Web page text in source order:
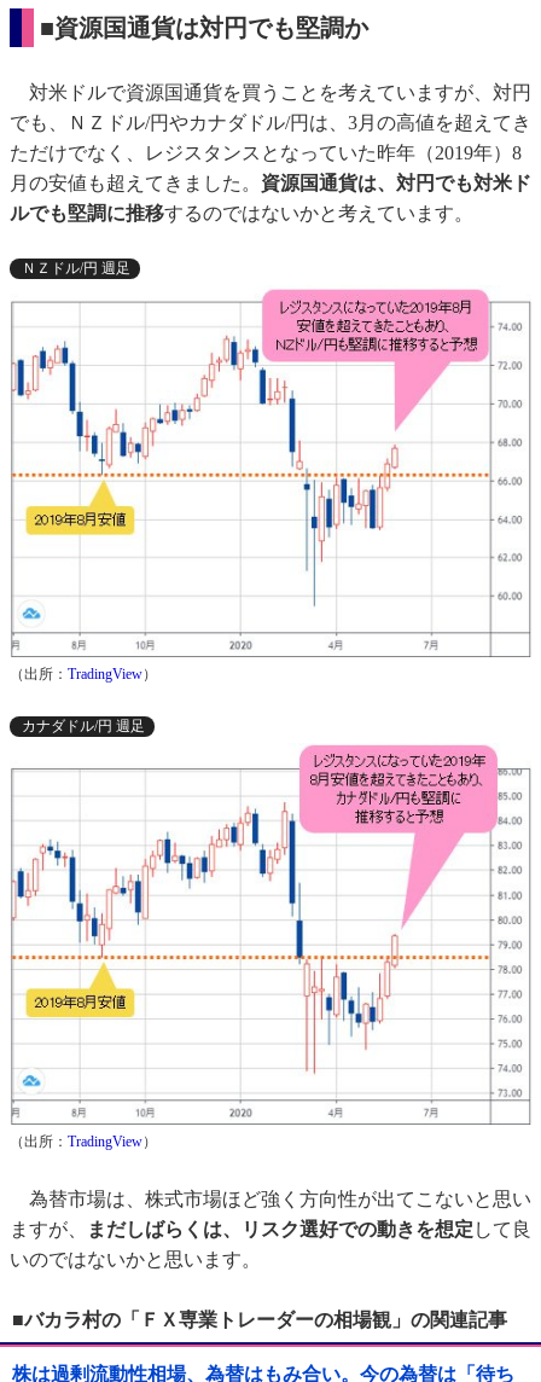
■資源国通貨は対円でも堅調か
対米ドルで資源国通貨を買うことを考えていますが、対円
でも、ＮＺドル/円やカナダドル/円は、3月の高値を超えてき
ただけでなく、レジスタンスとなっていた昨年（2019年）8
月の安値も超えてきました。 資源国通貨は、対円でも対米ド
ルでも堅調に推移するのではないかと考えています。
ＮＺドル/円 週足
（出所： TradingView）
カナダドル/円 週足
（出所： TradingView）
為替市場は、株式市場ほど強く方向性が出てこないと思い
ますが、
まだしばらくは、リスク選好での動きを想定 して良
いのではないかと思います。
■バカラ村の「ＦＸ専業トレーダーの相場観」の関連記事
株は過剰流動性相場、為替はもみ合い。今の為替は「待ち